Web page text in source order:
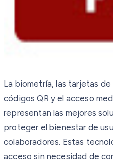
La biometría, las tarjetas
códigos QR y el acceso
representan las mejores
proteger el bienestar de
colaboradores. Estas
acceso sin necesidad de